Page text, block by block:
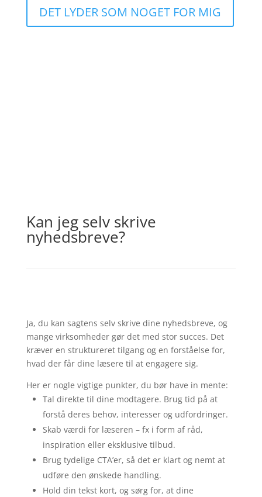
DET LYDER SOM NOGET FOR MIG
Kan jeg selv skrive
nyhedsbreve?
Ja, du kan sagtens selv skrive dine nyhedsbreve, og
mange virksomheder gør det med stor succes. Det
kræver en struktureret tilgang og en forståelse for,
hvad der får dine læsere til at engagere sig.
Her er nogle vigtige punkter, du bør have in mente:
Tal direkte til dine modtagere. Brug tid på at
forstå deres behov, interesser og udfordringer.
Skab værdi for læseren – fx i form af råd,
inspiration eller eksklusive tilbud.
Brug tydelige CTA’er, så det er klart og nemt at
udføre den ønskede handling.
Hold din tekst kort, og sørg for, at dine